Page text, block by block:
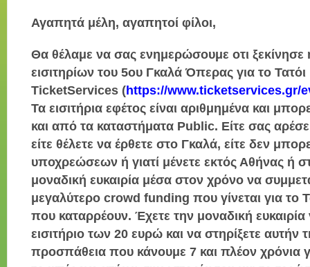
Αγαπητά μέλη, αγαπητοί φίλοι,
Θα θέλαμε να σας ενημερώσουμε οτι
εισιτηρίων του 5ου Γκαλά Όπερας για το
TicketServices (https://www.ticketservices.gr/
Τα εισιτήρια εφέτος είναι αριθμημένα και
και από τα καταστήματα Public. Είτε σας
είτε θέλετε να έρθετε στο Γκαλά, είτε δεν
υποχρεώσεων ή γιατί μένετε εκτός Αθήνας ή
μοναδική ευκαιρία μέσα στον χρόνο να
μεγαλύτερο crowd funding που γίνεται για το
που καταρρέουν. Έχετε την μοναδική
εισιτήριο των 20 ευρώ και να στηρίξετε αυτήν
προσπάθεια που κάνουμε 7 και πλέον χρόνια